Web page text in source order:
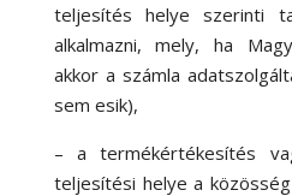
teljesítés helye szerinti
alkalmazni, mely, ha
akkor a számla
sem esik),
– a termékértékesítés
teljesítési helye a